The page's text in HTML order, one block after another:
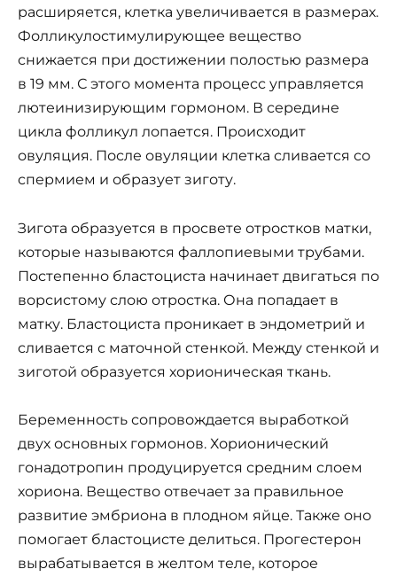
расширяется, клетка увеличивается в размерах.
Фолликулостимулирующее вещество
снижается при достижении полостью размера
в 19 мм. С этого момента процесс управляется
лютеинизирующим гормоном. В середине
цикла фолликул лопается. Происходит
овуляция. После овуляции клетка сливается со
спермием и образует зиготу.
Зигота образуется в просвете отростков матки,
которые называются фаллопиевыми трубами.
Постепенно бластоциста начинает двигаться по
ворсистому слою отростка. Она попадает в
матку. Бластоциста проникает в эндометрий и
сливается с маточной стенкой. Между стенкой и
зиготой образуется хорионическая ткань.
Беременность сопровождается выработкой
двух основных гормонов. Хорионический
гонадотропин продуцируется средним слоем
хориона. Вещество отвечает за правильное
развитие эмбриона в плодном яйце. Также оно
помогает бластоцисте делиться. Прогестерон
вырабатывается в желтом теле, которое